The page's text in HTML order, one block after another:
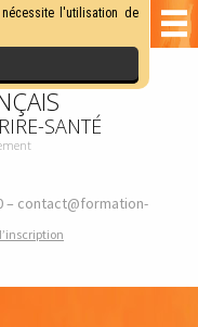
SANTÉ
– contact@formation-